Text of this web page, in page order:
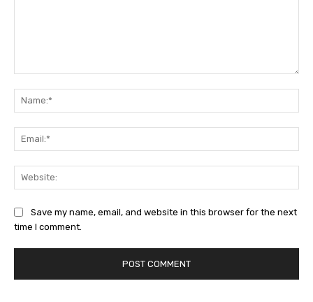
Save my name, email, and website in this browser for the next
time I comment.